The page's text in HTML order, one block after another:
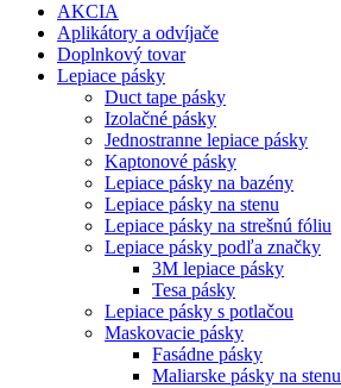
AKCIA
Aplikátory a odvíjače
Doplnkový tovar
Lepiace pásky
Duct tape pásky
Izolačné pásky
Jednostranne lepiace pásky
Kaptonové pásky
Lepiace pásky na bazény
Lepiace pásky na stenu
Lepiace pásky na strešnú fóliu
Lepiace pásky podľa značky
3M lepiace pásky
Tesa pásky
Lepiace pásky s potlačou
Maskovacie pásky
Fasádne pásky
Maliarske pásky na stenu